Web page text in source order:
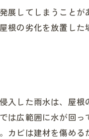
展してしまうことが
根の劣化を放置し
入した雨水は、屋根
は広範囲に水が回っ
カビは建材を傷める